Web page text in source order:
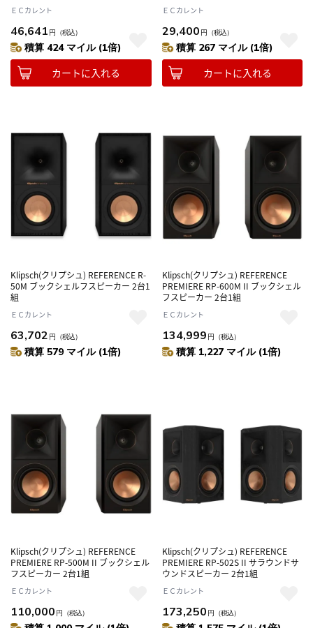
ＥＣカレント
46,641 円 （税込）
積算 424 マイル (1倍)
カートに入れる
ＥＣカレント
29,400 円 （税込）
積算 267 マイル (1倍)
カートに入れる
Klipsch(クリプシュ) REFERENCE R-
50M ブックシェルフスピーカー 2台1
組
ＥＣカレント
63,702 円 （税込）
積算 579 マイル (1倍)
Klipsch(クリプシュ) REFERENCE
PREMIERE RP-600M II ブックシェル
フスピーカー 2台1組
ＥＣカレント
134,999 円 （税込）
積算 1,227 マイル (1倍)
Klipsch(クリプシュ) REFERENCE
PREMIERE RP-500M II ブックシェル
フスピーカー 2台1組
ＥＣカレント
110,000 円 （税込）
Klipsch(クリプシュ) REFERENCE
PREMIERE RP-502S II サラウンドサ
ウンドスピーカー 2台1組
ＥＣカレント
173,250 円 （税込）